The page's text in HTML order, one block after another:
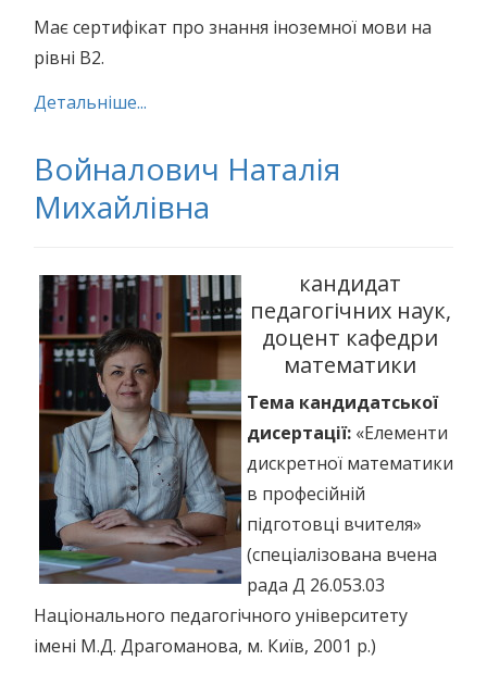
Має сертифікат про знання іноземної мови на
рівні В2.
Детальніше...
Войналович Наталія
Михайлівна
кандидат
педагогічних наук,
доцент кафедри
математики
Тема кандидатської
дисертації: «Елементи
дискретної математики
в професійній
підготовці вчителя»
(спеціалізована вчена
рада Д 26.053.03
Національного педагогічного університету
імені М.Д. Драгоманова, м. Київ, 2001 р.)